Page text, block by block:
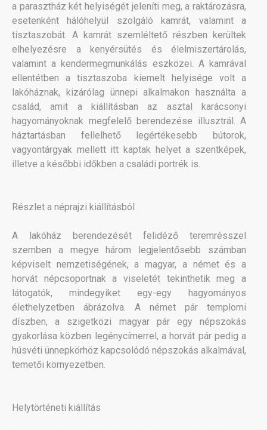
a parasztház két helyiségét jeleníti meg, a raktározásra,
esetenként hálóhelyül szolgáló kamrát, valamint a
tisztaszobát. A kamrát szemléltető részben kerültek
elhelyezésre a kenyérsütés és élelmiszertárolás,
valamint a kendermegmunkálás eszközei. A kamrával
ellentétben a tisztaszoba kiemelt helyisége volt a
lakóháznak, kizárólag ünnepi alkalmakon használta a
család, amit a kiállításban az asztal karácsonyi
hagyományoknak megfelelő berendezése illusztrál. A
háztartásban fellelhető legértékesebb bútorok,
vagyontárgyak mellett itt kaptak helyet a szentképek,
illetve a későbbi időkben a családi portrék is.
Részlet a néprajzi kiállításból
A lakóház berendezését felidéző teremrésszel
szemben a megye három legjelentősebb számban
képviselt nemzetiségének, a magyar, a német és a
horvát népcsoportnak a viseletét tekinthetik meg a
látogatók, mindegyiket egy-egy hagyományos
élethelyzetben ábrázolva. A német pár templomi
díszben, a szigetközi magyar pár egy népszokás
gyakorlása közben legénycímerrel, a horvát pár pedig a
húsvéti ünnepkörhöz kapcsolódó népszokás alkalmával,
temetői környezetben.
Helytörténeti kiállítás